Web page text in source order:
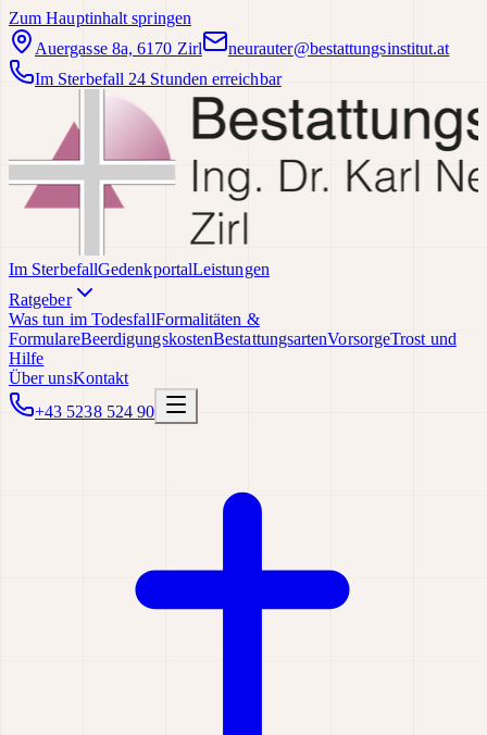
Zum Hauptinhalt springen
Auergasse 8a, 6170 Zirl
neurauter@bestattungsinstitut.at
Im Sterbefall 24 Stunden erreichbar
Im SterbefallGedenkportalLeistungen
Ratgeber
Was tun im TodesfallFormalitäten &
FormulareBeerdigungskostenBestattungsartenVorsorgeTrost und
Hilfe
Über unsKontakt
+43 5238 524 90